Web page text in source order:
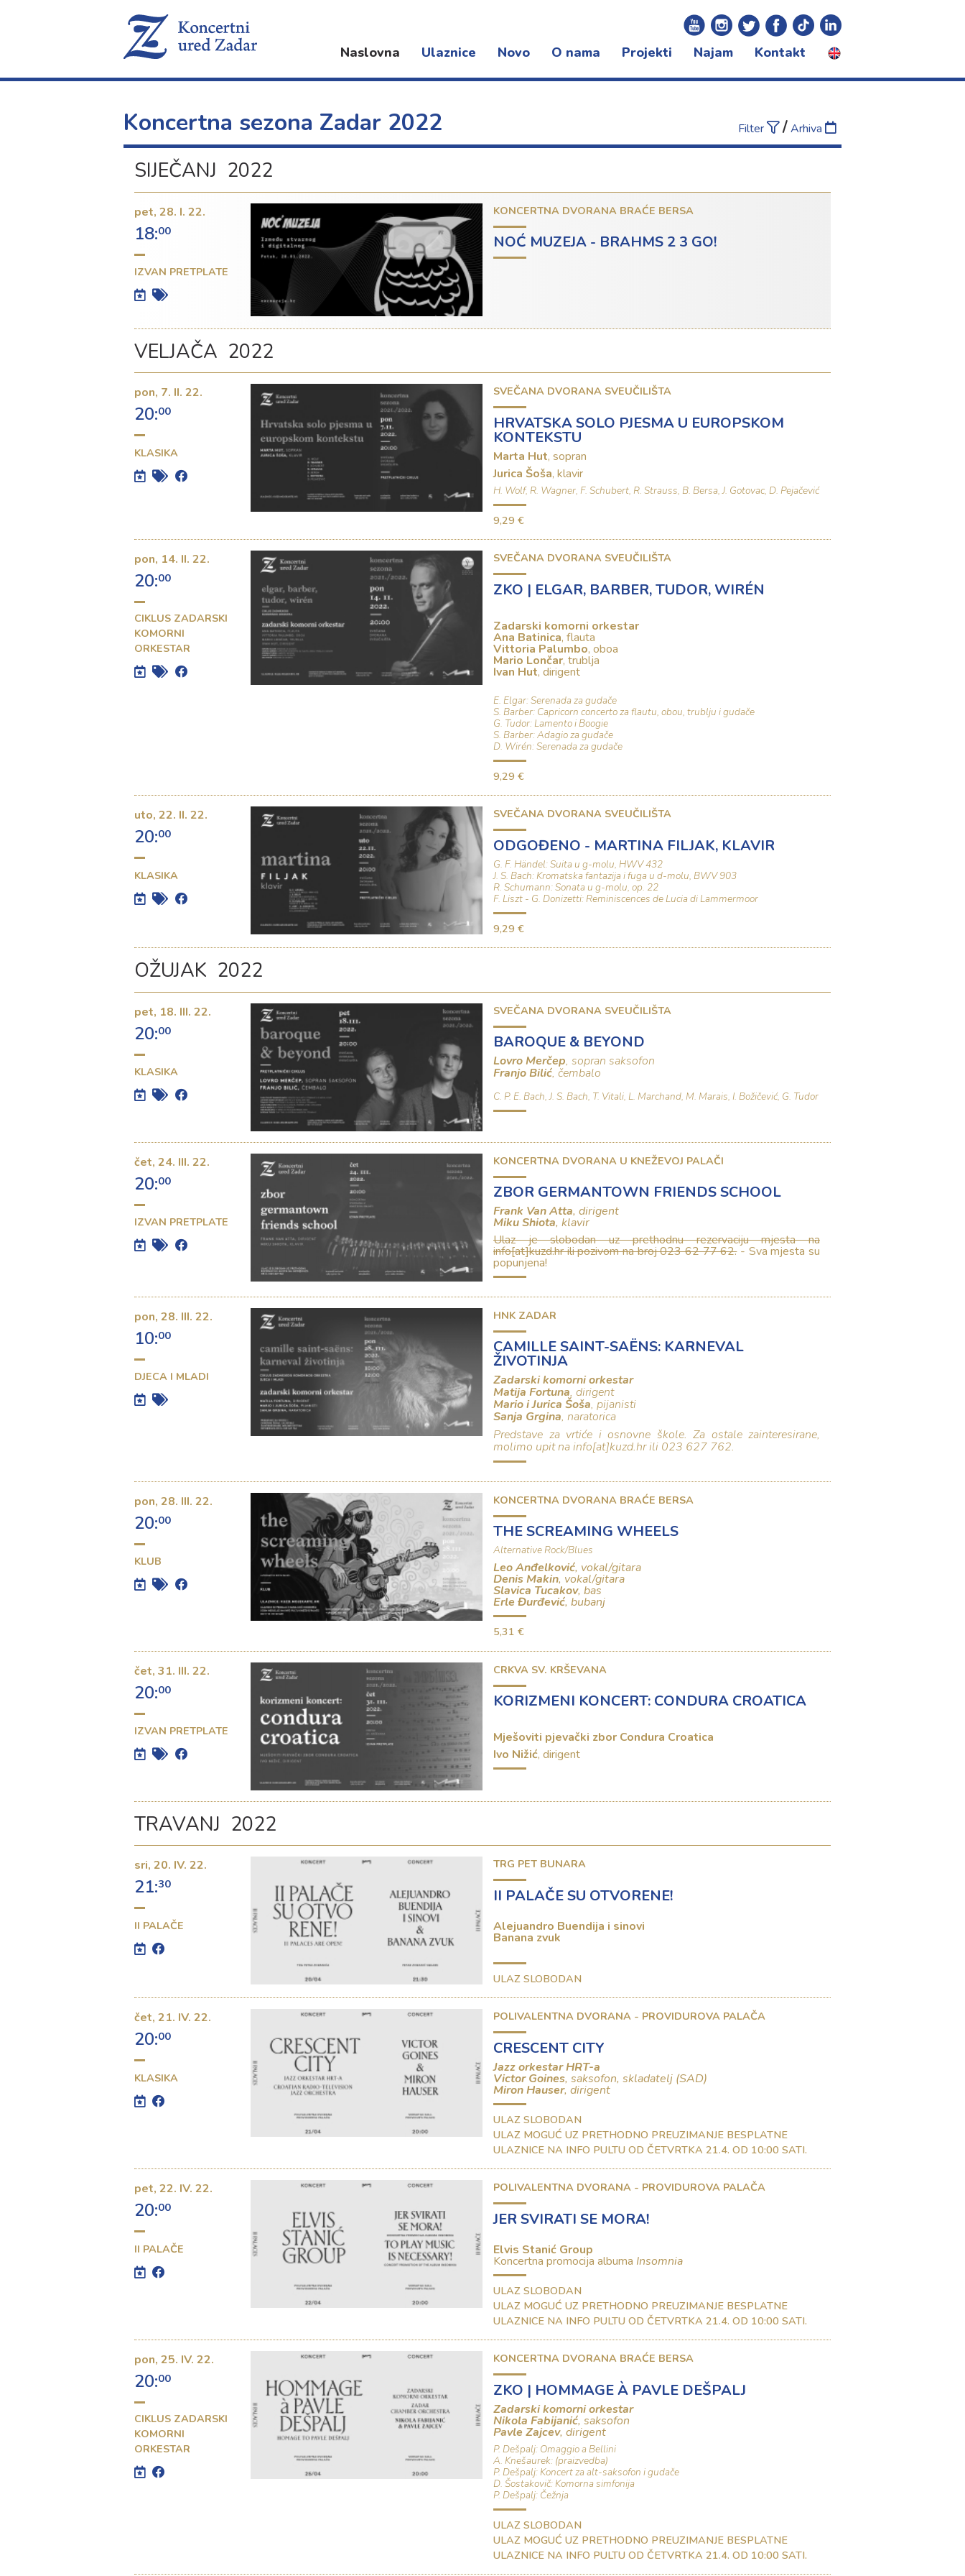
Naslovna Ulaznice Novo
Novosti
O nama
Djelatnost
Lokacije
Projekti
Koncertna sezona
Najam Kontakt
Koncertna sezona Zadar 2022 Filter /Arhiva
SIJEČANJ 2022
pet, 28. I. 22.
18:00
IZVAN PRETPLATE
KONCERTNA DVORANA BRAĆE BERSA
NOĆ MUZEJA - BRAHMS 2 3 GO!
VELJAČA 2022
pon, 7. II. 22.
20:00
KLASIKA
SVEČANA DVORANA SVEUČILIŠTA
HRVATSKA SOLO PJESMA U EUROPSKOM
KONTEKSTU
Marta Hut, sopran
Jurica Šoša, klavir
H. Wolf, R. Wagner, F. Schubert, R. Strauss, B. Bersa, J. Gotovac, D. Pejačević
9,29 €
pon, 14. II. 22.
20:00
CIKLUS ZADARSKI
KOMORNI
ORKESTAR
SVEČANA DVORANA SVEUČILIŠTA
ZKO | ELGAR, BARBER, TUDOR, WIRÉN
Zadarski komorni orkestar
Ana Batinica, flauta
Vittoria Palumbo, oboa
Mario Lončar, trublja
Ivan Hut, dirigent
E. Elgar: Serenada za gudače
S. Barber: Capricorn concertoza flautu, obou, trublju i gudače
G. Tudor: Lamento i Boogie
S. Barber: Adagio za gudače
D. Wirén: Serenada za gudače
9,29 €
uto, 22. II. 22.
20:00
KLASIKA
SVEČANA DVORANA SVEUČILIŠTA
ODGOĐENO - MARTINA FILJAK, KLAVIR
G. F. Händel: Suita u g-molu, HWV 432
J. S. Bach: Kromatska fantazija i fuga u d-molu, BWV 903
R. Schumann: Sonata u g-molu, op. 22
F. Liszt - G. Donizetti: Reminiscences de Lucia di Lammermoor
9,29 €
OŽUJAK 2022
pet, 18. III. 22.
20:00
KLASIKA
SVEČANA DVORANA SVEUČILIŠTA
BAROQUE & BEYOND
Lovro Merčep, sopran saksofon
Franjo Bilić, čembalo
C. P. E. Bach, J. S. Bach, T. Vitali, L. Marchand, M. Marais, I. Božičević, G. Tudor
čet, 24. III. 22.
20:00
IZVAN PRETPLATE
KONCERTNA DVORANA U KNEŽEVOJ PALAČI
ZBOR GERMANTOWN FRIENDS SCHOOL
Frank Van Atta, dirigent
Miku Shiota, klavir
Ulaz je slobodan uz prethodnu rezervaciju mjesta na
info[at]kuzd.hrili pozivom na broj 023 62 77 62.- Sva mjesta su
popunjena!
pon, 28. III. 22.
10:00
DJECA I MLADI
HNK ZADAR
CAMILLE SAINT-SAËNS: KARNEVAL
ŽIVOTINJA
Zadarski komorni orkestar
Matija Fortuna, dirigent
Mario i Jurica Šoša, pijanisti
Sanja Grgina, naratorica
Predstave za vrtiće i osnovne škole. Za ostale zainteresirane,
molimo upit nainfo[at]kuzd.hrili 023 627 762.
pon, 28. III. 22.
20:00
KLUB
KONCERTNA DVORANA BRAĆE BERSA
THE SCREAMING WHEELS
Alternative Rock/Blues
Leo Anđelković, vokal/gitara
Denis Makin, vokal/gitara
Slavica Tucakov, bas
Erle Đurđević, bubanj
5,31 €
čet, 31. III. 22.
20:00
IZVAN PRETPLATE
CRKVA SV. KRŠEVANA
KORIZMENI KONCERT: CONDURA CROATICA
Mješoviti pjevački zbor Condura Croatica
Ivo Nižić, dirigent
TRAVANJ 2022
sri, 20. IV. 22.
21:30
II PALAČE
TRG PET BUNARA
II PALAČE SU OTVORENE!
Alejuandro Buendija i sinovi
Banana zvuk
ULAZ SLOBODAN
čet, 21. IV. 22.
20:00
KLASIKA
POLIVALENTNA DVORANA - PROVIDUROVA PALAČA
CRESCENT CITY
Jazz orkestar HRT-a
Victor Goines, saksofon, skladatelj (SAD)
Miron Hauser, dirigent
ULAZ SLOBODAN
ULAZ MOGUĆ UZ PRETHODNO PREUZIMANJE BESPLATNE
ULAZNICE NA INFO PULTU OD ČETVRTKA 21.4. OD 10:00 SATI.
pet, 22. IV. 22.
20:00
II PALAČE
POLIVALENTNA DVORANA - PROVIDUROVA PALAČA
JER SVIRATI SE MORA!
Elvis Stanić Group
Koncertna promocija albuma Insomnia
ULAZ SLOBODAN
ULAZ MOGUĆ UZ PRETHODNO PREUZIMANJE BESPLATNE
ULAZNICE NA INFO PULTU OD ČETVRTKA 21.4. OD 10:00 SATI.
pon, 25. IV. 22.
20:00
CIKLUS ZADARSKI
KOMORNI
ORKESTAR
KONCERTNA DVORANA BRAĆE BERSA
ZKO | HOMMAGE À PAVLE DEŠPALJ
Zadarski komorni orkestar
Nikola Fabijanić, saksofon
Pavle Zajcev, dirigent
P. Dešpalj: Omaggio a Bellini
A. Knešaurek: (praizvedba)
P. Dešpalj: Koncert za alt-saksofon i gudače
D. Šostakovič: Komorna simfonija
P. Dešpalj: Čežnja
ULAZ SLOBODAN
ULAZ MOGUĆ UZ PRETHODNO PREUZIMANJE BESPLATNE
ULAZNICE NA INFO PULTU OD ČETVRTKA 21.4. OD 10:00 SATI.